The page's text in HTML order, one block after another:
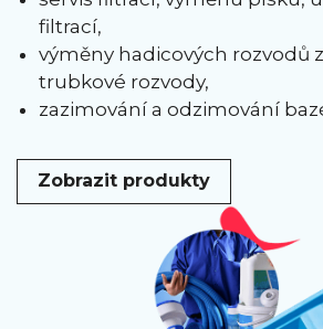
filtrací,
výměny hadicových rozvodů
trubkové rozvody,
zazimování a odzimování
Zobrazit produkty